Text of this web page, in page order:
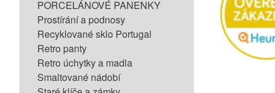
PORCELÁNOVÉ PANENKY
Prostírání a podnosy
Recyklované sklo Portugal
Retro panty
Retro úchytky a madla
Smaltované nádobí